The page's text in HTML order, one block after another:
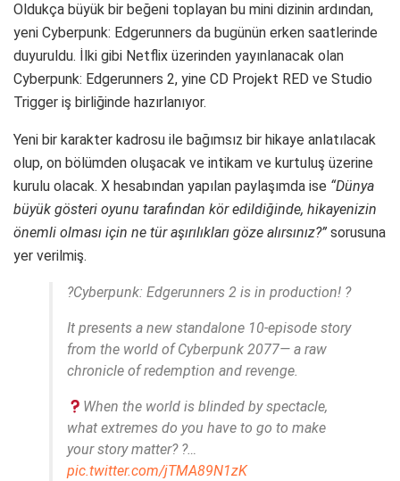
Oldukça büyük bir beğeni toplayan bu mini dizinin ardından,
yeni Cyberpunk: Edgerunners da bugünün erken saatlerinde
duyuruldu. İlki gibi Netflix üzerinden yayınlanacak olan
Cyberpunk: Edgerunners 2, yine CD Projekt RED ve Studio
Trigger iş birliğinde hazırlanıyor.
Yeni bir karakter kadrosu ile bağımsız bir hikaye anlatılacak
olup, on bölümden oluşacak ve intikam ve kurtuluş üzerine
kurulu olacak. X hesabından yapılan paylaşımda ise “Dünya
büyük gösteri oyunu tarafından kör edildiğinde, hikayenizin
önemli olması için ne tür aşırılıkları göze alırsınız?” sorusuna
yer verilmiş.
?Cyberpunk: Edgerunners 2 is in production! ?
It presents a new standalone 10-episode story
from the world of Cyberpunk 2077— a raw
chronicle of redemption and revenge.
When the world is blinded by spectacle,
what extremes do you have to go to make
your story matter? ?…
pic.twitter.com/jTMA89N1zK